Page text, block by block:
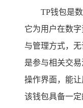
TP钱包是
它为用户在数
与管理方式，
是参与相关交
操作界面，能让
该钱包具备一